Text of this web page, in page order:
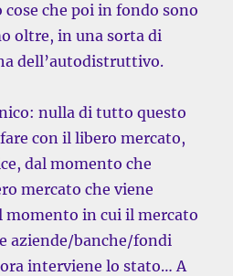
che poi in fondo sono
oltre, in una sorta di
dell’autodistruttivo.
nulla di tutto questo
con il libero mercato,
dal momento che
mercato che viene
momento in cui il mercato
aziende/banche/fondi
interviene lo stato… A